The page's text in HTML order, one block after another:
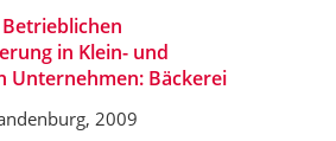
in Klein- und
Unternehmen: Bäckerei
2009